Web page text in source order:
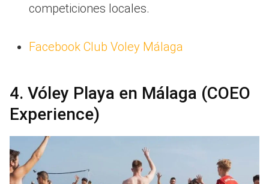
competiciones locales.
Facebook Club Voley Málaga
4. Vóley Playa en Málaga (COEO
Experience)